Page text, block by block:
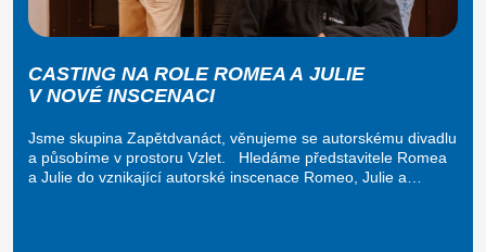
CASTING NA ROLE ROMEA A JULIE
V NOVÉ INSCENACI
Jsme skupina Zapětdvanáct, věnujeme se autorskému divadlu
a působíme v prostoru Vzlet. Hledáme představitele Romea
a Julie do vznikající autorské inscenace Romeo, Julie a…